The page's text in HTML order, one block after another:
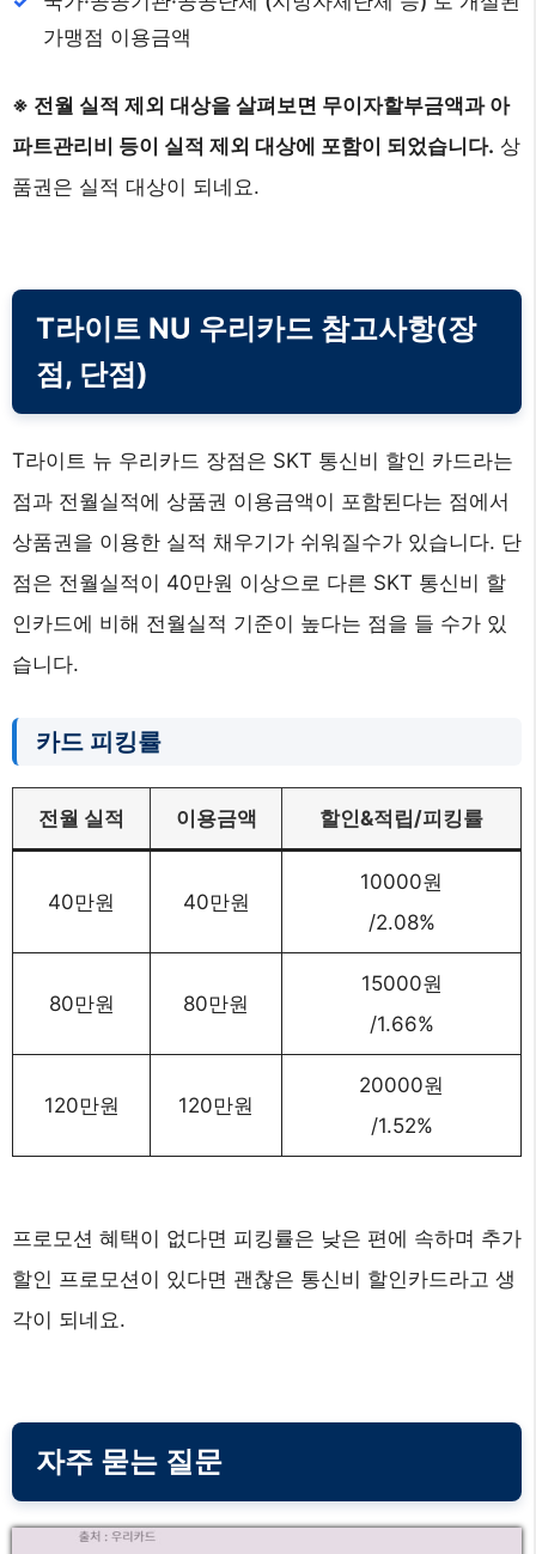
가맹점 이용금액
※ 전월 실적 제외 대상을 살펴보면 무이자할부금액과 아
파트관리비 등이 실적 제외 대상에 포함이 되었습니다. 상
품권은 실적 대상이 되네요.
T라이트 NU 우리카드 참고사항(장
점, 단점)
T라이트 뉴 우리카드 장점은 SKT 통신비 할인 카드라는
점과 전월실적에 상품권 이용금액이 포함된다는 점에서
상품권을 이용한 실적 채우기가 쉬워질수가 있습니다. 단
점은 전월실적이 40만원 이상으로 다른 SKT 통신비 할
인카드에 비해 전월실적 기준이 높다는 점을 들 수가 있
습니다.
카드 피킹률
전월 실적 이용금액 할인&적립/피킹률
40만원 40만원
10000원
/2.08%
80만원 80만원
15000원
/1.66%
120만원 120만원
20000원
/1.52%
프로모션 혜택이 없다면 피킹률은 낮은 편에 속하며 추가
할인 프로모션이 있다면 괜찮은 통신비 할인카드라고 생
각이 되네요.
자주 묻는 질문